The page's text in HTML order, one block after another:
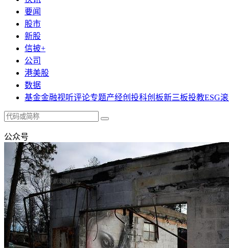
要闻
股市
新股
信披+
公司
港美股
数据
基金金融视听评论专题产经创投科创板新三板投教ESG
公众号